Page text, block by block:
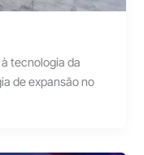
tecnologia da
de expansão no